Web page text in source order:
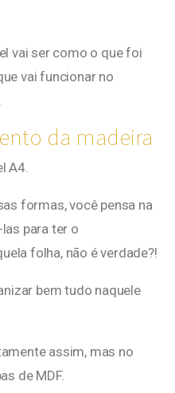
vai ser como o que foi
vai funcionar no
da madeira
A4.
formas, você pensa na
para ter o
folha, não é verdade?!
bem tudo naquele
assim, mas no
de MDF.